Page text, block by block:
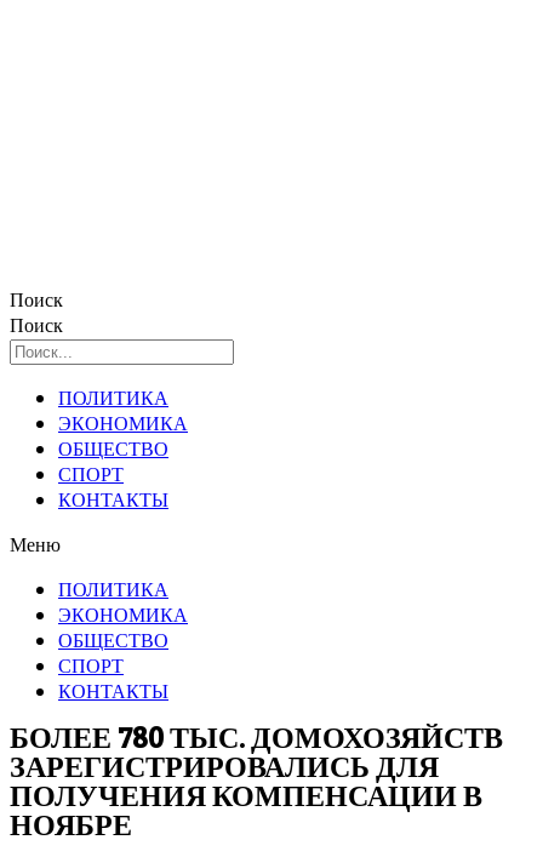
Поиск
Поиск
ПОЛИТИКА
ЭКОНОМИКА
ОБЩЕСТВО
СПОРТ
КОНТАКТЫ
Меню
ПОЛИТИКА
ЭКОНОМИКА
ОБЩЕСТВО
СПОРТ
КОНТАКТЫ
БОЛЕЕ 780 ТЫС. ДОМОХОЗЯЙСТВ
ЗАРЕГИСТРИРОВАЛИСЬ ДЛЯ
ПОЛУЧЕНИЯ КОМПЕНСАЦИИ В
НОЯБРЕ